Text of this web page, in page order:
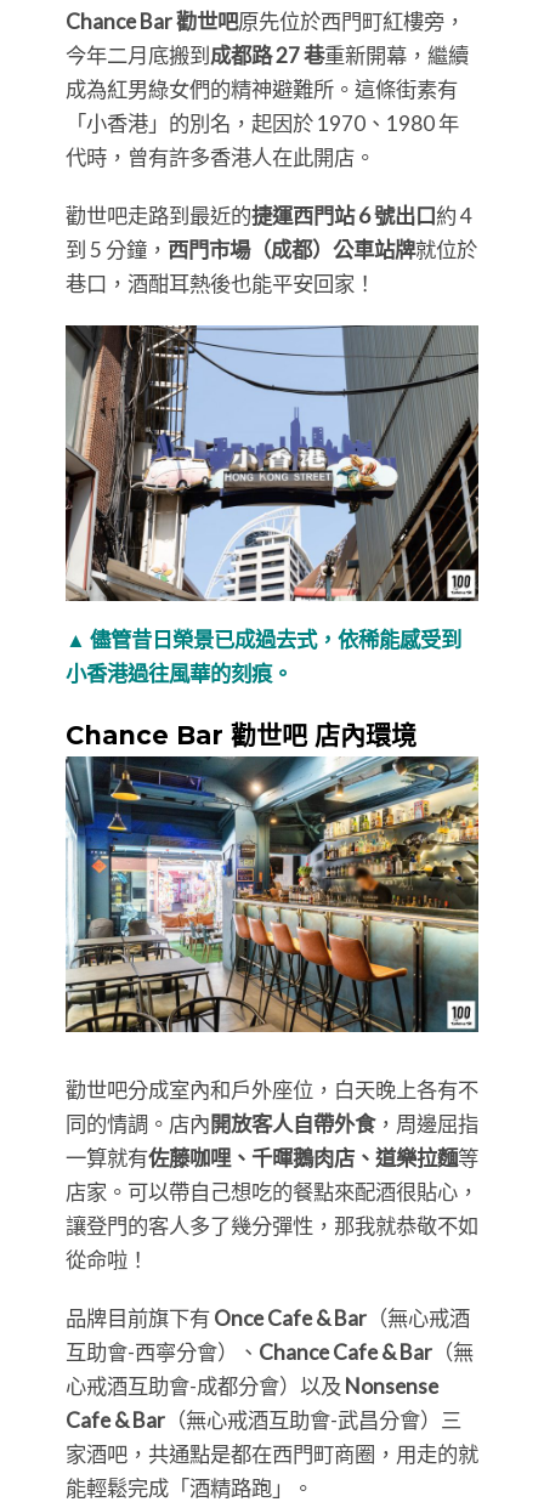
Chance Bar 勸世吧原先位於西門町紅樓旁，
今年二月底搬到 成都路 27 巷重新開幕，繼續
成為紅男綠女們的精神避難所。這條街素有
「小香港」的別名，起因於 1970、1980 年
代時，曾有許多香港人在此開店。
勸世吧走路到最近的捷運西門站 6 號出口約 4
到 5 分鐘， 西門市場（成都）公車站牌就位於
巷口，酒酣耳熱後也能平安回家！
▲ 儘管昔日榮景已成過去式，依稀能感受到
小香港過往風華的刻痕。
Chance Bar 勸世吧 店內環境
勸世吧分成室內和戶外座位，白天晚上各有不
同的情調。店內開放客人自帶外食，周邊屈指
一算就有佐藤咖哩、千暉鵝肉店、道樂拉麵等
店家。可以帶自己想吃的餐點來配酒很貼心，
讓登門的客人多了幾分彈性，那我就恭敬不如
從命啦！
品牌目前旗下有Once Cafe & Bar （無心戒酒
互助會-西寧分會）、 Chance Cafe & Bar （無
心戒酒互助會-成都分會）以及 Nonsense
Cafe & Bar （無心戒酒互助會-武昌分會）三
家酒吧，共通點是都在西門町商圈，用走的就
能輕鬆完成「酒精路跑」。